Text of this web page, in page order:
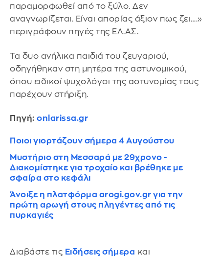
παραμορφωθεί από το ξύλο. Δεν
αναγνωρίζεται. Είναι απορίας άξιον πως ζει….»
περιγράφουν πηγές της ΕΛ.ΑΣ.
Τα δυο ανήλικα παιδιά του ζευγαριού,
οδηγήθηκαν στη μητέρα της αστυνομικού,
όπου ειδικοί ψυχολόγοι της αστυνομίας τους
παρέχουν στήριξη.
Πηγή: onlarissa.gr
Ποιοι γιορτάζουν σήμερα 4 Αυγούστου
Μυστήριο στη Μεσσαρά με 29χρονο -
Διακομίστηκε για τροχαίο και βρέθηκε με
σφαίρα στο κεφάλι
Άνοιξε η πλατφόρμα arogi.gov.gr για την
πρώτη αρωγή στους πληγέντες από τις
πυρκαγιές
Διαβάστε τις Ειδήσεις σήμερα και